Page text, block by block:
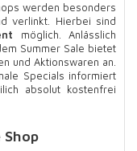
werden besonders
verlinkt. Hierbei sind
möglich. Anlässlich
Summer Sale bietet
und Aktionswaren an.
Specials informiert
absolut kostenfrei